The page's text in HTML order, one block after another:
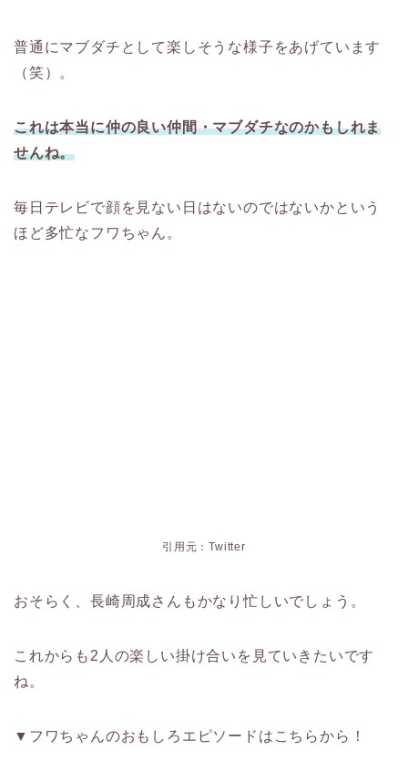
普通にマブダチとして楽しそうな様子をあげています
（笑）。
これは本当に仲の良い仲間・マブダチなのかもしれま
せんね。
毎日テレビで顔を見ない日はないのではないかという
ほど多忙なフワちゃん。
引用元：Twitter
おそらく、長崎周成さんもかなり忙しいでしょう。
これからも2人の楽しい掛け合いを見ていきたいです
ね。
▼フワちゃんのおもしろエピソードはこちらから！